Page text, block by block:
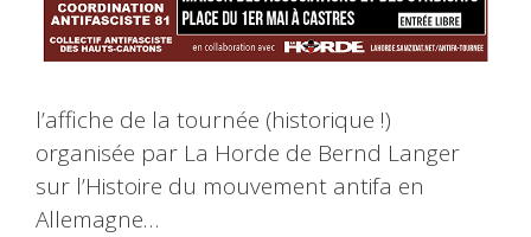
l’affiche de la tournée (historique !)
organisée par La Horde de Bernd Langer
sur l’Histoire du mouvement antifa en
Allemagne…